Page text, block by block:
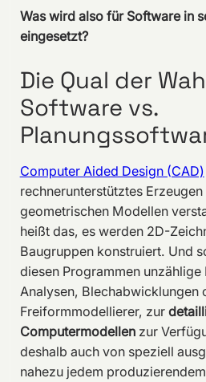
Was wird also für Software in
eingesetzt?
Die Qual der
Software vs.
Computer Aided Design (CAD)
rechnerunterstütztes
geometrischen Modellen
heißt das, es werden 2D-
Baugruppen konstruiert. Und
diesen Programmen unzählige
Analysen, Blechabwicklungen
Freiformmodellierer, zur
Computermodellenzur
deshalb auch von speziell
nahezu jedem